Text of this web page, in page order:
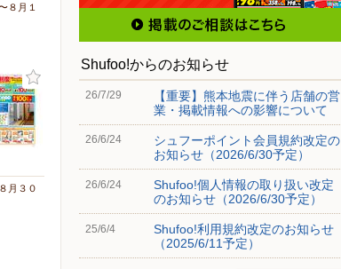
８月１
月３０
Shufoo!からのお知らせ
26/7/29
【重要】熊本地震に伴う店舗の営
業・掲載情報への影響について
26/6/24
シュフーポイント会員規約改定の
お知らせ（2026/6/30予定）
26/6/24
Shufoo!個人情報の取り扱い改定
のお知らせ（2026/6/30予定）
25/6/4
Shufoo!利用規約改定のお知らせ
（2025/6/11予定）